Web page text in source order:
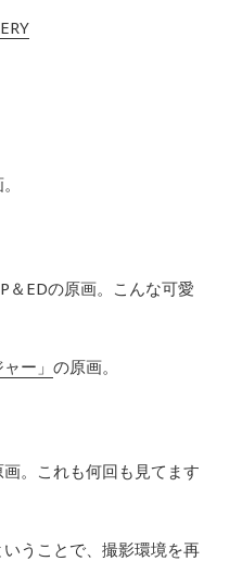
＆EDの原画。こんな可愛
ャー」の原画。
画。これも何回も見てます
うことで、撮影環境を再